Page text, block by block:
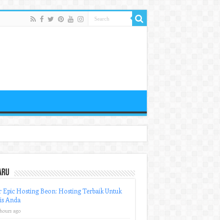
Epic Hosting Beon: Hosting Terbaik Untuk
Anda
ago